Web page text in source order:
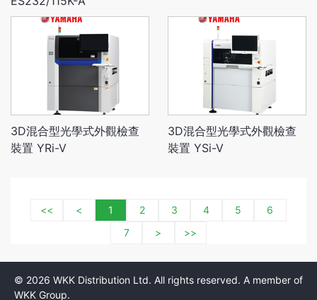
3D混合型光學式外觀檢查
裝置 YRi-V
3D混合型光學式外觀檢查
裝置 YSi-V
<< < 1 2 3 4 5
6
7
> >>
© 2026 WKK Distribution Ltd. All rights reserved. A member of
WKK Group.